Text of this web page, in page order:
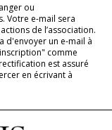
ou
Votre e-mail sera
de l’association.
d'envoyer un e-mail à
comme
est assuré
en écrivant à